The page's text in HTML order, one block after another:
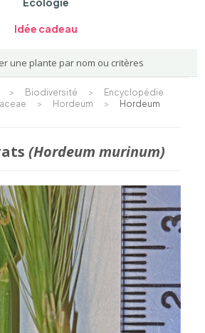
Idée cadeau
une plante par nom ou critères
> Biodiversité >
Encyclopédie
> Hordeum >
Hordeum
(Hordeum murinum)